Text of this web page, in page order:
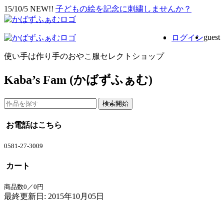
15/10/5 NEW!! 子どもの絵を記念に刺繍しませんか？
guest
ログイン
使い手は作り手のおやこ服セレクトショップ
Kaba’s Fam (かばずふぁむ)
お電話はこちら
0581-27-3009
カート
商品数0／0円
最終更新日: 2015年10月05日